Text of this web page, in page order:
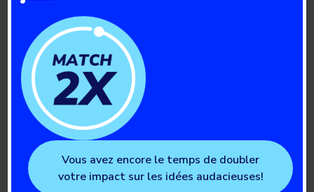
les Jeux d’été de la Saskatchewan de cette année à
Lloydminster.
Elle a été finaliste du prix Prairie Storm Adam Herold
et a récemment joué dans une publicité Sasktel avec
son ami Kaleb Dalgren.
Elle a participé à la Marche Percée DT1 de son école
cette année (et a aidé à l’organiser au cours des dix
dernières années). Ses objectifs sont de continuer à
s’épanouir et à participer à des compétitions
Vous avez encore le temps de doubler
votre impact sur les idées audacieuses!